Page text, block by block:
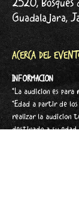
2520,
Guadalajara,
Acerca del
INFORMACION
*La audicion es para
*Edad a partir de los
realizar la audicion
destinado a su edad.